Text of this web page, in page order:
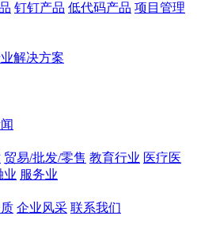
钉钉产品 低代码产品 项目管理
解决方案
贸易/批发/零售 教育行业 医疗医
业 服务业
企业风采 联系我们